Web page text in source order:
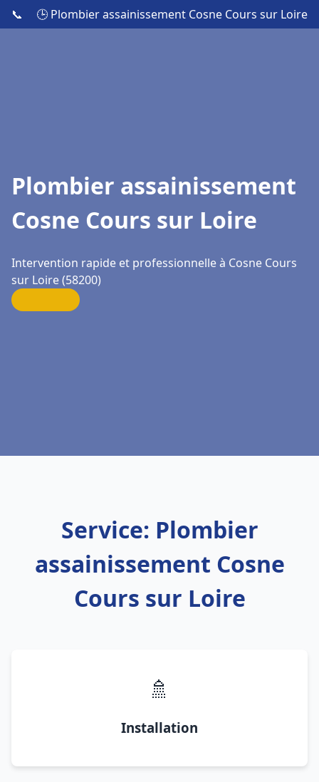
📞 🕒 Plombier assainissement Cosne Cours sur Loire
Plombier assainissement
Cosne Cours sur Loire
Intervention rapide et professionnelle à Cosne Cours
sur Loire (58200)
Service: Plombier
assainissement Cosne
Cours sur Loire
🚿
Installation